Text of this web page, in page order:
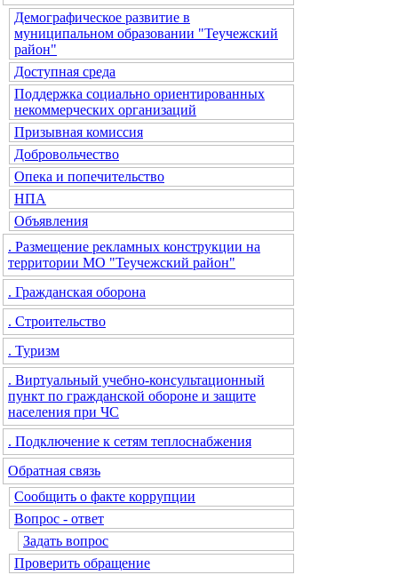
Демографическое развитие в
муниципальном образовании "Теучежский
район"
Доступная среда
Поддержка социально ориентированных
некоммерческих организаций
Призывная комиссия
Добровольчество
Опека и попечительство
НПА
Объявления
. Размещение рекламных конструкции на
территории МО "Теучежский район"
. Гражданская оборона
. Строительство
. Туризм
. Виртуальный учебно-консультационный
пункт по гражданской обороне и защите
населения при ЧС
. Подключение к сетям теплоснабжения
Обратная связь
Сообщить о факте коррупции
Вопрос - ответ
Задать вопрос
Проверить обращение